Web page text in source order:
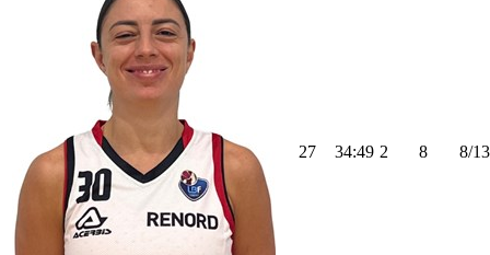
27 34:49 2 8 8/13